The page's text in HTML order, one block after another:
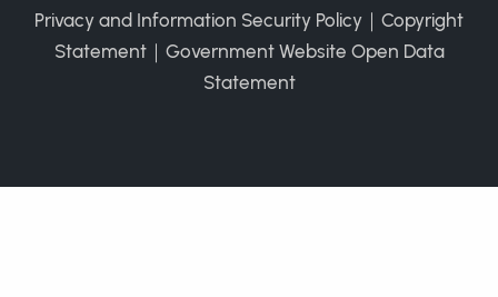
Privacy and Information Security Policy ｜ Copyright
Statement｜ Government Website Open Data
Statement